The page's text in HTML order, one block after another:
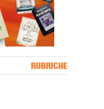
RUBRICHE